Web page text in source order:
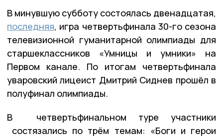
В минувшую субботу состоялась двенадцатая,
последняя, игра четвертьфинала 30-го сезона
телевизионной гуманитарной олимпиады для
старшеклассников «Умницы и умники» на
Первом канале. По итогам четвертьфинала
уваровский лицеист Дмитрий Сиднев прошёл в
полуфинал олимпиады.
В четвертьфинальном туре участники
состязались по трём темам: «Боги и герои